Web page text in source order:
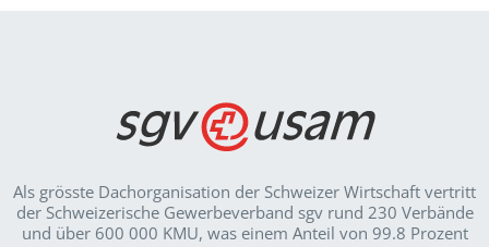
Als grösste Dachorganisation der Schweizer Wirt­schaft vertritt
der Schweizerische Gewerbeverband sgv rund 230 Verbände
und über 600 000 KMU, was einem Anteil von 99.8 Prozent